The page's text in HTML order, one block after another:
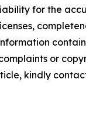
for the
or
kindly